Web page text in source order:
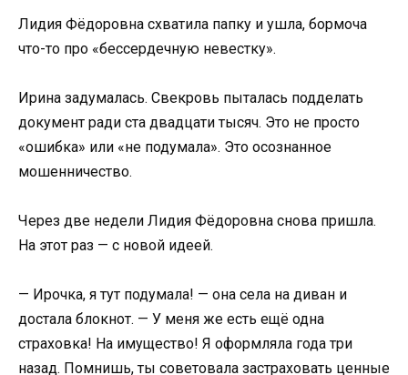
Лидия Фёдоровна схватила папку и ушла, бормоча
что-то про «бессердечную невестку».
Ирина задумалась. Свекровь пыталась подделать
документ ради ста двадцати тысяч. Это не просто
«ошибка» или «не подумала». Это осознанное
мошенничество.
Через две недели Лидия Фёдоровна снова пришла.
На этот раз — с новой идеей.
— Ирочка, я тут подумала! — она села на диван и
достала блокнот. — У меня же есть ещё одна
страховка! На имущество! Я оформляла года три
назад. Помнишь, ты советовала застраховать ценные